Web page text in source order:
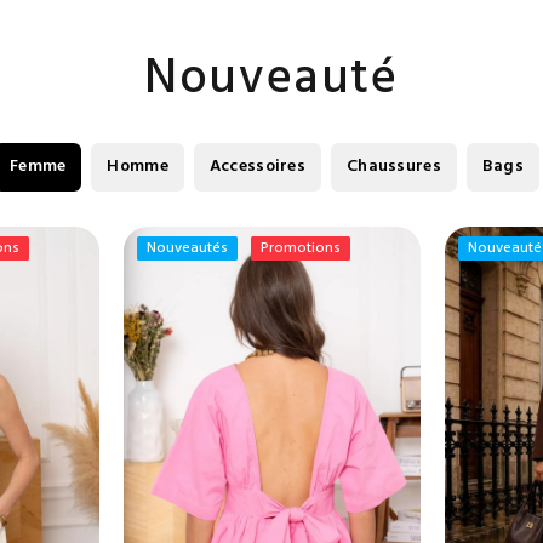
Nouveauté
Femme Homme Accessoires Chaussures Bags
Nouveautés Promotions
Nouveautés Promotions